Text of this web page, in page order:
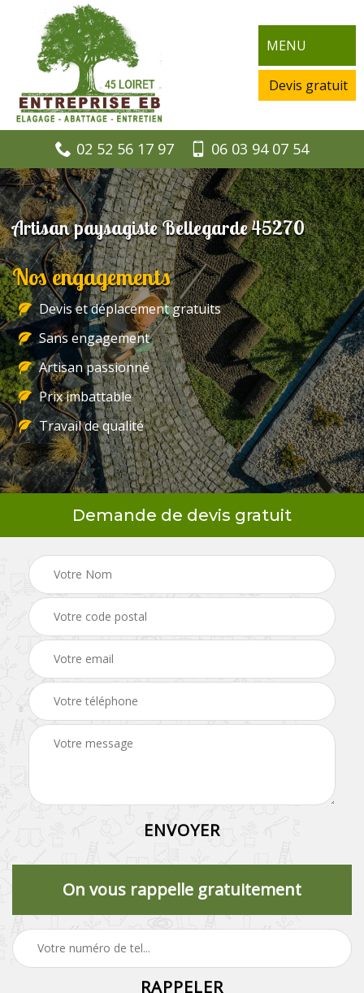
MENU
Devis gratuit
02 52 56 17 97 06 03 94 07 54
Artisan paysagiste Bellegarde 45270
Nos engagements
Devis et déplacement gratuits
Sans engagement
Artisan passionné
Prix imbattable
Travail de qualité
Demande de devis gratuit
On vous rappelle gratuitement